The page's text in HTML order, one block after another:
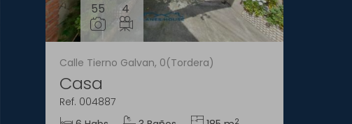
55 4
Calle Tierno Galvan, 0(Tordera)
Casa
Ref. 004887
2